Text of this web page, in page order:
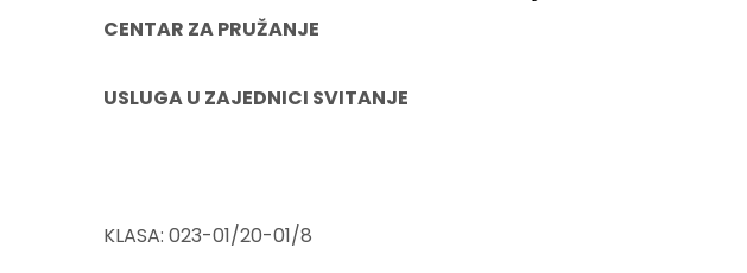
CENTAR ZA PRUŽANJE
USLUGA U ZAJEDNICI SVITANJE
KLASA: 023-01/20-01/8